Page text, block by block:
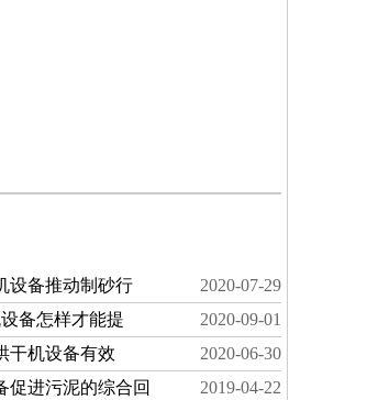
设备推动制砂行
2020-07-29
备怎样才能提
2020-09-01
干机设备有效
2020-06-30
促进污泥的综合回
2019-04-22